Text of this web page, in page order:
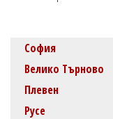
София
Велико Търново
Плевен
Русе